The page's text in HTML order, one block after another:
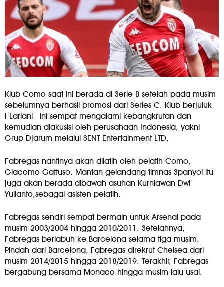
Klub Como saat ini berada di Serie B setelah pada musim
sebelumnya berhasil promosi dari Series C. Klub berjuluk
I Lariani
ini sempat mengalami kebangkrutan dan
kemudian diakusisi oleh perusahaan Indonesia, yakni
Grup Djarum melalui SENT Entertainment LTD.
Fabregas nantinya akan dilatih oleh pelatih Como,
Giacomo Gattuso. Mantan gelandang timnas Spanyol itu
juga akan berada dibawah asuhan Kurniawan Dwi
Yulianto,sebagai asisten pelatih.
Fabregas sendiri sempat bermain untuk Arsenal pada
musim 2003/2004 hingga 2010/2011. Setelahnya,
Fabregas berlabuh ke Barcelona selama tiga musim.
Pindah dari Barcelona, Fabregas direkrut Chelsea dari
musim 2014/2015 hingga 2018/2019. Terakhir, Fabregas
bergabung bersama Monaco hingga musim lalu usai.